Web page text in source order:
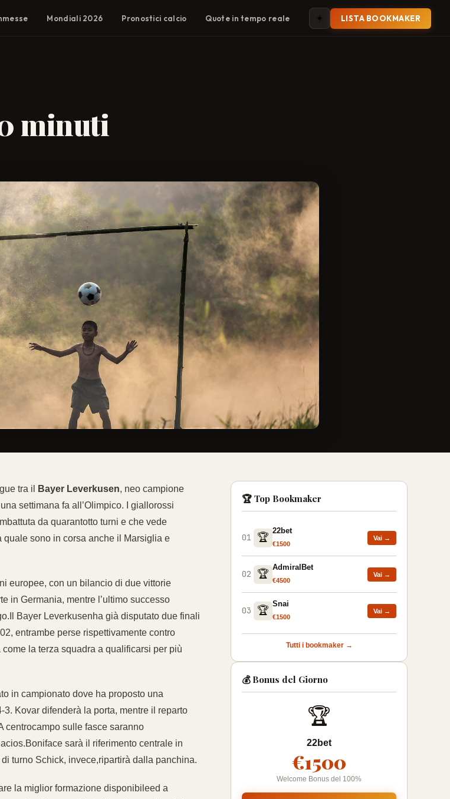
Mondiali 2026 Pronostici calcio Quote in tempo reale ☀️ LISTA BOOKMAKER
minuti
tra il Bayer Leverkusen, neo campione
settimana fa all’Olimpico. I giallorossi
da quarantotto turni e che vede
sono in corsa anche il Marsiglia e
europee, con un bilancio di due vittorie
in Germania, mentre l’ultimo successo
Bayer Leverkusenha già disputato due finali
entrambe perse rispettivamente contro
la terza squadra a qualificarsi per più
in campionato dove ha proposto una
Kovar difenderà la porta, mentre il reparto
centrocampo sulle fasce saranno
sarà il riferimento centrale in
turno Schick, invece,ripartirà dalla panchina.
la miglior formazione disponibileed a
🏆 Top Bookmaker
01 🏆
22bet
€1500
Vai →
02 🏆
AdmiralBet
€4500
Vai →
03 🏆
Snai
€1500
Vai →
Tutti i bookmaker →
💰 Bonus del Giorno
🏆
22bet
€1500
Welcome Bonus del 100%